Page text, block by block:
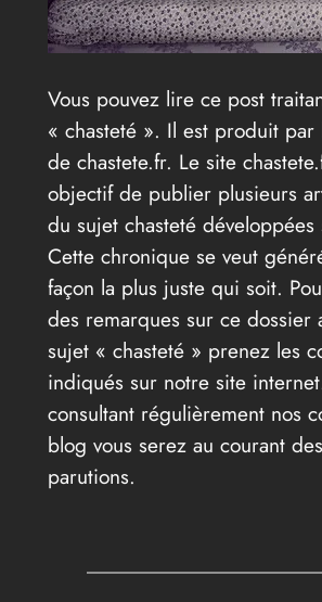
Vous pouvez lire ce post
« chasteté ». Il est produit par
de chastete.fr. Le site
objectif de publier plusieurs
du sujet chasteté
Cette chronique se veut
façon la plus juste qui soit.
des remarques sur ce dossier
sujet « chasteté » prenez les
indiqués sur notre site
consultant régulièrement nos
blog vous serez au courant
parutions.